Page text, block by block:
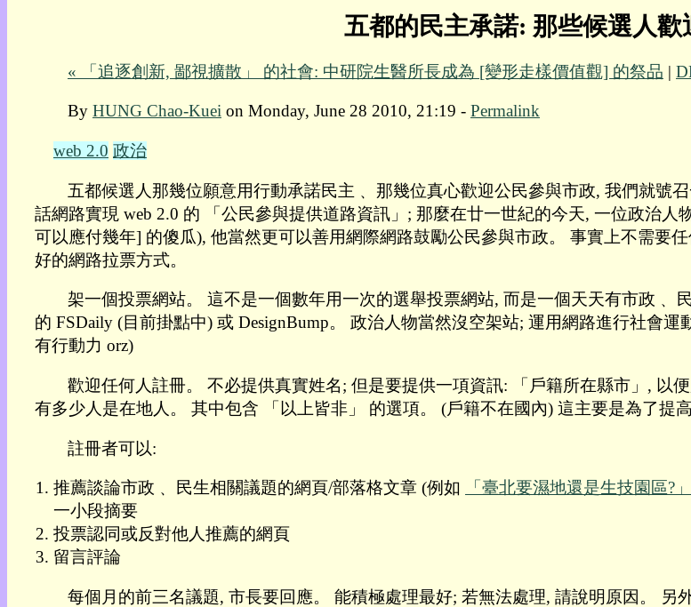
五都的民主承諾: 那些候選人歡
« 「追逐創新, 鄙視擴散」 的社會: 中研院生醫所長成為 [變形走樣價值觀] 的祭品 |
By HUNG Chao-Kueion Monday, June 28 2010, 21:19 - Permalink
web 2.0 政治
五都候選人那幾位願意用行動承諾民主﹑ 那幾位真心歡迎公民參與市政, 我們就號
話網路實現 web 2.0 的 「公民參與提供道路資訊」; 那麼在廿一世紀的今天, 一位政治
可以應付幾年] 的傻瓜), 他當然更可以善用網際網路鼓勵公民參與市政。 事實上不需要
好的網路拉票方式。
架一個投票網站。 這不是一個數年用一次的選舉投票網站, 而是一個天天有市政﹑
的 FSDaily (目前掛點中) 或 DesignBump。 政治人物當然沒空架站; 運用網路進行社會運
有行動力 orz)
歡迎任何人註冊。 不必提供真實姓名; 但是要提供一項資訊: 「戶籍所在縣市」, 以
有多少人是在地人。 其中包含 「以上皆非」 的選項。 (戶籍不在國內) 這主要是為了提
註冊者可以:
推薦談論市政﹑ 民生相關議題的網頁/部落格文章 (例如 「臺北要濕地還是生技園區?」
一小段摘要
投票認同或反對他人推薦的網頁
留言評論
每個月的前三名議題, 市長要回應。 能積極處理最好; 若無法處理, 請說明原因。